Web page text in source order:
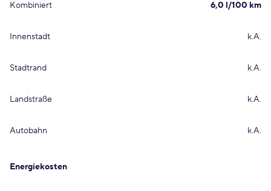
Kombiniert 6,0 l/100 km
Innenstadt k.A.
Stadtrand k.A.
Landstraße k.A.
Autobahn k.A.
Energiekosten